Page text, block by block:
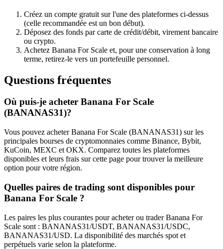
Créez un compte gratuit sur l'une des plateformes ci-dessus
(celle recommandée est un bon début).
Déposez des fonds par carte de crédit/débit, virement bancaire
ou crypto.
Achetez Banana For Scale et, pour une conservation à long
terme, retirez-le vers un portefeuille personnel.
Questions fréquentes
Où puis-je acheter Banana For Scale
(BANANAS31)?
Vous pouvez acheter Banana For Scale (BANANAS31) sur les
principales bourses de cryptomonnaies comme Binance, Bybit,
KuCoin, MEXC et OKX. Comparez toutes les plateformes
disponibles et leurs frais sur cette page pour trouver la meilleure
option pour votre région.
Quelles paires de trading sont disponibles pour
Banana For Scale ?
Les paires les plus courantes pour acheter ou trader Banana For
Scale sont : BANANAS31/USDT, BANANAS31/USDC,
BANANAS31/USD. La disponibilité des marchés spot et
perpétuels varie selon la plateforme.